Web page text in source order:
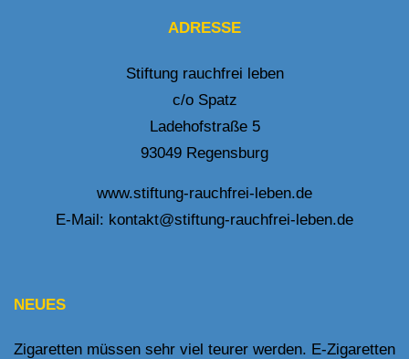
ADRESSE
Stiftung rauchfrei leben
c/o Spatz
Ladehofstraße 5
93049 Regensburg
www.stiftung-rauchfrei-leben.de
E-Mail: kontakt@stiftung-rauchfrei-leben.de
NEUES
Zigaretten müssen sehr viel teurer werden. E-Zigaretten